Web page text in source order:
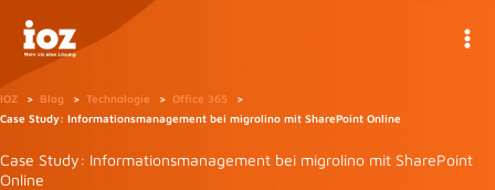
Inhalt
springen
IOZ Blog Technologie
Office 365
Case Study: Informationsmanagement bei migrolino mit SharePoint Online
Case Study: Informationsmanagement bei migrolino mit SharePoint
Online